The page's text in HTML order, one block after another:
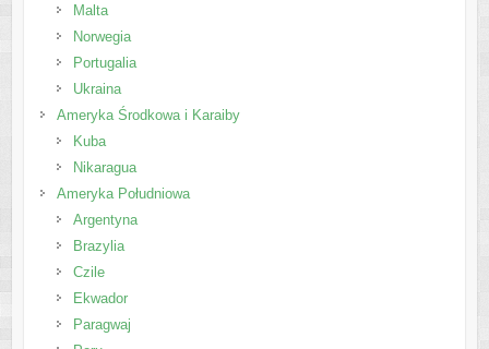
Malta
Norwegia
Portugalia
Ukraina
Ameryka Środkowa i Karaiby
Kuba
Nikaragua
Ameryka Południowa
Argentyna
Brazylia
Czile
Ekwador
Paragwaj